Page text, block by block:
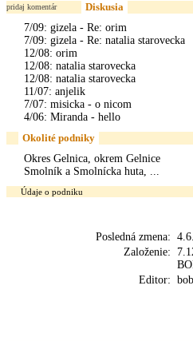
pridaj komentár
Diskusia
7/09: gizela - Re: orim
7/09: gizela - Re: natalia starovecka
12/08: orim
12/08: natalia starovecka
12/08: natalia starovecka
11/07: anjelik
7/07: misicka - o nicom
4/06: Miranda - hello
Okolité podniky
Okres Gelnica, okrem Gelnice
Smolník a Smolnícka huta, ...
Údaje o podniku
Posledná zmena:
Založenie:
Editor: